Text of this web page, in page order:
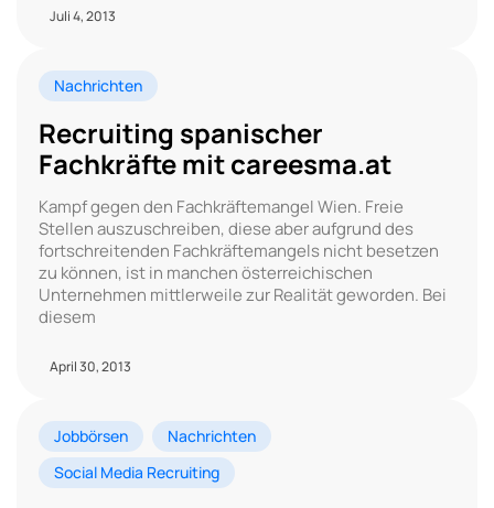
Juli 4, 2013
Nachrichten
Recruiting spanischer
Fachkräfte mit careesma.at
Kampf gegen den Fachkräftemangel Wien. Freie
Stellen auszuschreiben, diese aber aufgrund des
fortschreitenden Fachkräftemangels nicht besetzen
zu können, ist in manchen österreichischen
Unternehmen mittlerweile zur Realität geworden. Bei
diesem
April 30, 2013
Jobbörsen
Nachrichten
Social Media Recruiting